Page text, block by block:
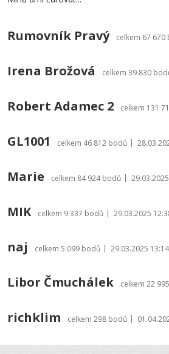
Rumovník Pravý celkem 67 670
Irena Brožová celkem 39 830
Robert Adamec 2 celkem 131
GL1001 celkem 46 812 bodů |
Marie celkem 84 924 bodů |
MIK celkem 9 337 bodů | 29.03.2025
naj celkem 5 099 bodů | 29.03.2025 13:14
Libor Čmuchálek celkem 22
richklim celkem 298 bodů |